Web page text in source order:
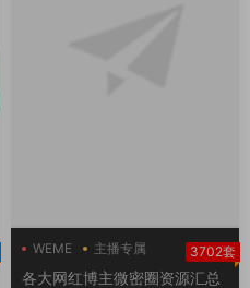
WEME
主播专属
主播定制
3702套
各大网红博主微密圈资源汇总